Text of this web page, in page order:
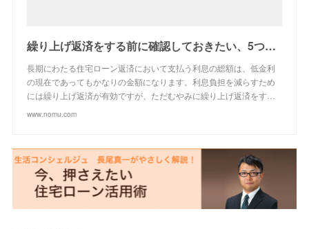
繰り上げ返済をする前に確認しておきたい、5つのポイント | ノムコムの住宅ローン - ノムコム
長期にわたる住宅ローン返済において支払う利息の総額は、低金利
の現在であってもかなりの金額になります。利息負担を減らすため
には繰り上げ返済が有効ですが、ただむやみに繰り上げ返済をす…
www.nomu.com